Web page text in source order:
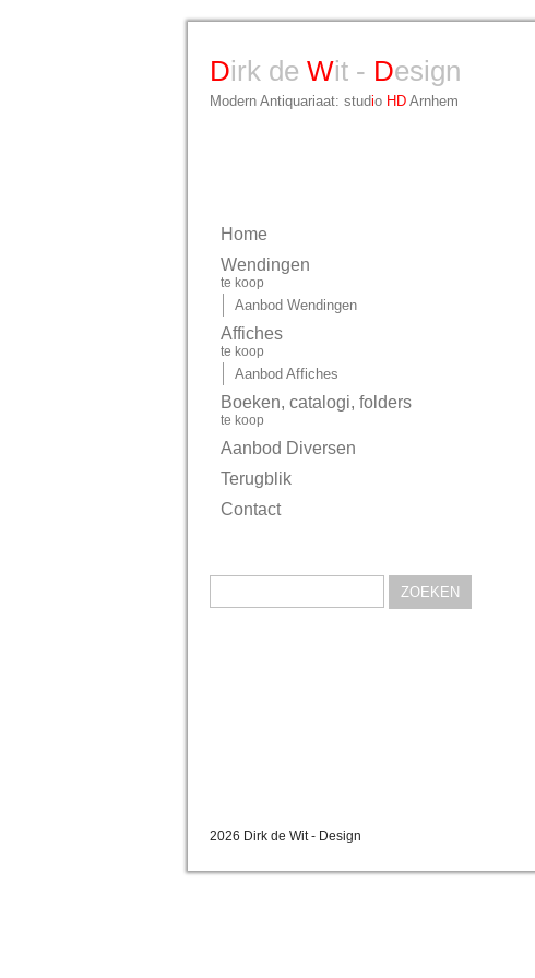
Dirk de Wit - Design
Modern Antiquariaat: studio HD Arnhem
Home
Wendingen
te koop
Aanbod Wendingen
Affiches
te koop
Aanbod Affiches
Boeken, catalogi, folders
te koop
Aanbod Diversen
Terugblik
Contact
naar:
2026 Dirk de Wit - Design